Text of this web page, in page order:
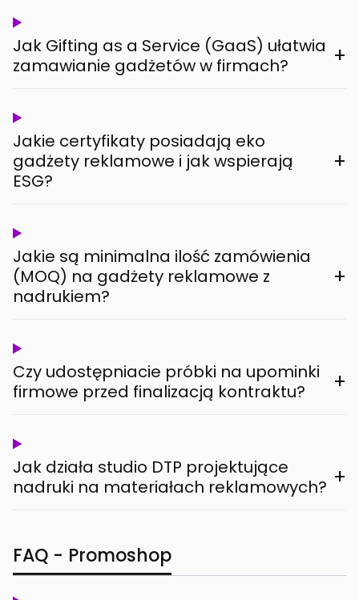
Jak Gifting as a Service (GaaS) ułatwia
zamawianie gadżetów w firmach?
+
Jakie certyfikaty posiadają eko
gadżety reklamowe i jak wspierają
ESG?
+
Jakie są minimalna ilość zamówienia
(MOQ) na gadżety reklamowe z
nadrukiem?
+
Czy udostępniacie próbki na upominki
firmowe przed finalizacją kontraktu?
+
Jak działa studio DTP projektujące
nadruki na materiałach reklamowych? +
FAQ - Promoshop